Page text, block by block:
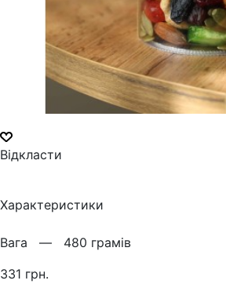
Відкласти
Характеристики
Вага — 480 грамів
331 грн.